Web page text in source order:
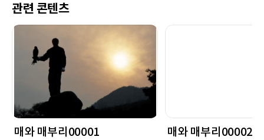
관련 콘텐츠
매와 매부리00001 매와 매부리00002